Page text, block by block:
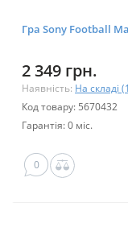
Гра Sony Football
2 349 грн.
Наявність: На складі
Код товару: 5670432
Гарантія: 0 міс.
0